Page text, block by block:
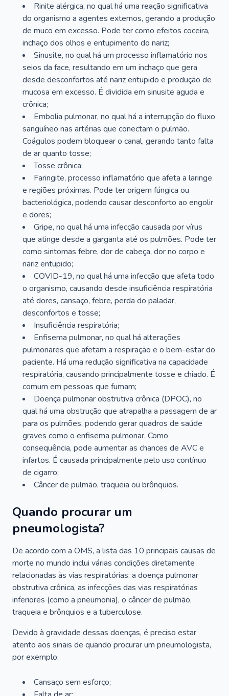
Rinite alérgica, no qual há uma reação significativa
do organismo a agentes externos, gerando a produção
de muco em excesso. Pode ter como efeitos coceira,
inchaço dos olhos e entupimento do nariz;
Sinusite, no qual há um processo inflamatório nos
seios da face, resultando em um inchaço que gera
desde desconfortos até nariz entupido e produção de
mucosa em excesso. É dividida em sinusite aguda e
crônica;
Embolia pulmonar, no qual há a interrupção do fluxo
sanguíneo nas artérias que conectam o pulmão.
Coágulos podem bloquear o canal, gerando tanto falta
de ar quanto tosse;
Tosse crônica;
Faringite, processo inflamatório que afeta a laringe
e regiões próximas. Pode ter origem fúngica ou
bacteriológica, podendo causar desconforto ao engolir
e dores;
Gripe, no qual há uma infecção causada por vírus
que atinge desde a garganta até os pulmões. Pode ter
como sintomas febre, dor de cabeça, dor no corpo e
nariz entupido;
COVID-19, no qual há uma infecção que afeta todo
o organismo, causando desde insuficiência respiratória
até dores, cansaço, febre, perda do paladar,
desconfortos e tosse;
Insuficiência respiratória;
Enfisema pulmonar, no qual há alterações
pulmonares que afetam a respiração e o bem-estar do
paciente. Há uma redução significativa na capacidade
respiratória, causando principalmente tosse e chiado. É
comum em pessoas que fumam;
Doença pulmonar obstrutiva crônica (DPOC), no
qual há uma obstrução que atrapalha a passagem de ar
para os pulmões, podendo gerar quadros de saúde
graves como o enfisema pulmonar. Como
consequência, pode aumentar as chances de AVC e
infartos. É causada principalmente pelo uso contínuo
de cigarro;
Câncer de pulmão, traqueia ou brônquios.
Quando procurar um
pneumologista?
De acordo com a OMS, a lista das 10 principais causas de
morte no mundo inclui várias condições diretamente
relacionadas às vias respiratórias: a doença pulmonar
obstrutiva crônica, as infecções das vias respiratórias
inferiores (como a pneumonia), o câncer de pulmão,
traqueia e brônquios e a tuberculose.
Devido à gravidade dessas doenças, é preciso estar
atento aos sinais de quando procurar um pneumologista,
por exemplo:
Cansaço sem esforço;